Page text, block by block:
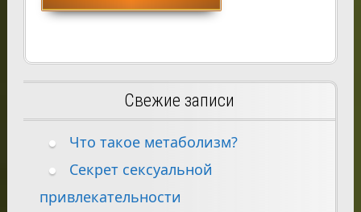
Свежие записи
Что такое метаболизм?
Секрет сексуальной
привлекательности